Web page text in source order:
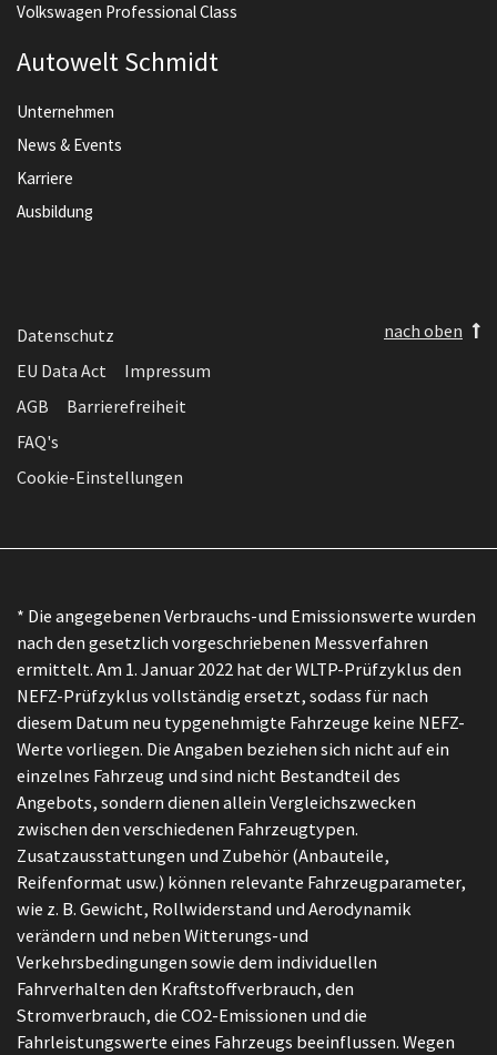
Volkswagen Professional Class
Autowelt Schmidt
Unternehmen
News & Events
Karriere
Ausbildung
Datenschutz
EU Data Act
Impressum
AGB
Barrierefreiheit
FAQ's
Cookie-Einstellungen
nach oben
* Die angegebenen Verbrauchs-und Emissionswerte wurden
nach den gesetzlich vorgeschriebenen Messverfahren
ermittelt. Am 1. Januar 2022 hat der WLTP-Prüfzyklus den
NEFZ-Prüfzyklus vollständig ersetzt, sodass für nach
diesem Datum neu typgenehmigte Fahrzeuge keine NEFZ-
Werte vorliegen. Die Angaben beziehen sich nicht auf ein
einzelnes Fahrzeug und sind nicht Bestandteil des
Angebots, sondern dienen allein Vergleichszwecken
zwischen den verschiedenen Fahrzeugtypen.
Zusatzausstattungen und Zubehör (Anbauteile,
Reifenformat usw.) können relevante Fahrzeugparameter,
wie z. B. Gewicht, Rollwiderstand und Aerodynamik
verändern und neben Witterungs-und
Verkehrsbedingungen sowie dem individuellen
Fahrverhalten den Kraftstoffverbrauch, den
Stromverbrauch, die CO2-Emissionen und die
Fahrleistungswerte eines Fahrzeugs beeinflussen. Wegen